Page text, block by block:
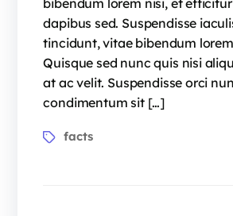
bibendum lorem nisi, et
dapibus sed. Suspendisse
tincidunt, vitae bibendum
Quisque sed nunc quis nisi
at ac velit. Suspendisse orci
condimentum sit […]
facts